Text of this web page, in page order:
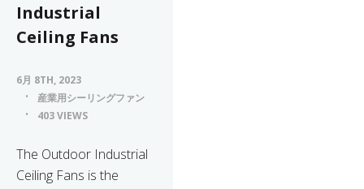
Industrial
Ceiling Fans
6月 8TH, 2023
産業用シーリングファン
403 VIEWS
The Outdoor Industrial
Ceiling Fans is the